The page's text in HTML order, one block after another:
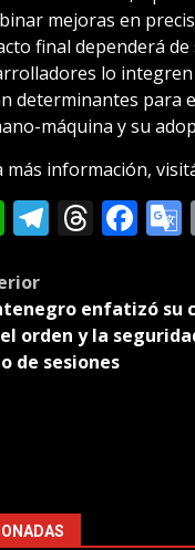
mejoras en
final dependerá
lo integren
determinantes para
máquina y su
más información,
WhatsApp
enfatizó su
orden y la
de sesiones